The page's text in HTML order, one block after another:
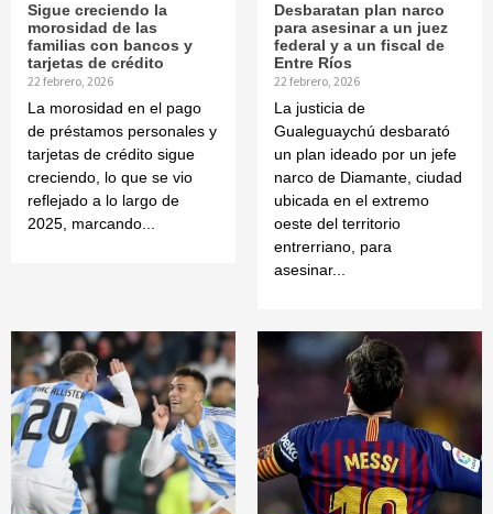
Sigue creciendo la
morosidad de las
familias con bancos y
tarjetas de crédito
22 febrero, 2026
La morosidad en el pago
de préstamos personales y
tarjetas de crédito sigue
creciendo, lo que se vio
reflejado a lo largo de
2025, marcando...
Desbaratan plan narco
para asesinar a un juez
federal y a un fiscal de
Entre Ríos
22 febrero, 2026
La justicia de
Gualeguaychú desbarató
un plan ideado por un jefe
narco de Diamante, ciudad
ubicada en el extremo
oeste del territorio
entrerriano, para
asesinar...